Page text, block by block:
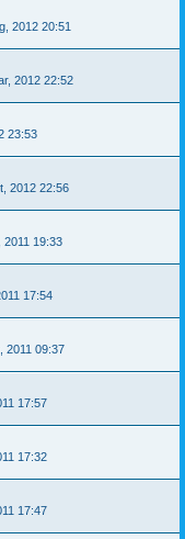
2012 20:51
2012 22:52
23:53
2012 22:56
2011 19:33
17:54
2011 09:37
17:57
17:32
17:47